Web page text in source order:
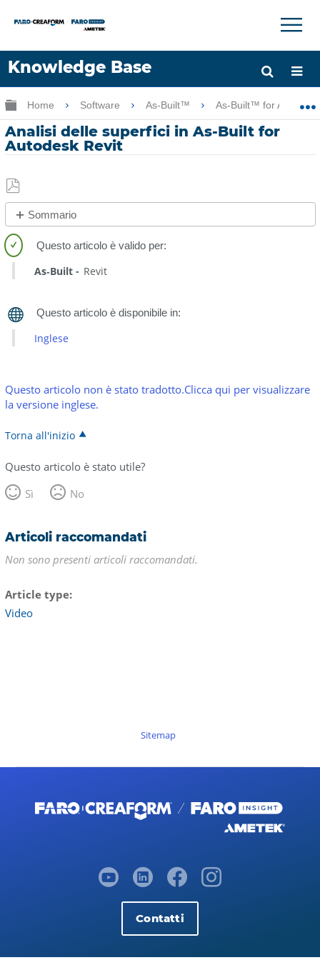
Knowledge Base
Lingua
Chiedere aiuto Accesso
×
Ingrandisci/riduci gerarchia globale
Home Software As-Built™ As-Built™ for
Analisi delle superfici in As-Built for
Autodesk Revit
Salva
come
PDF
Sommario
No
intestazioni
As‑Built Revit
Inglese
Questo articolo non è stato tradotto.Clicca qui per visualizzare
la versione inglese.
Torna all'inizio
Questo articolo è stato utile?
Sì
No
Articoli raccomandati
Non sono presenti articoli raccomandati.
Article type
Video
Sitemap
Contatti